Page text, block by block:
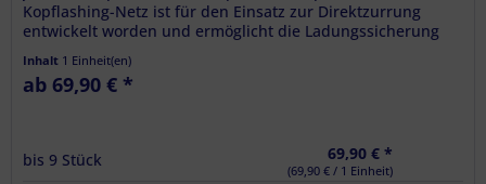
Kopflashing-Netz ist für den Einsatz zur Direktzurrung
entwickelt worden und ermöglicht die Ladungssicherung
Inhalt 1 Einheit(en)
ab 69,90 € *
bis 9 Stück 69,90 € *
(69,90 € / 1 Einheit)